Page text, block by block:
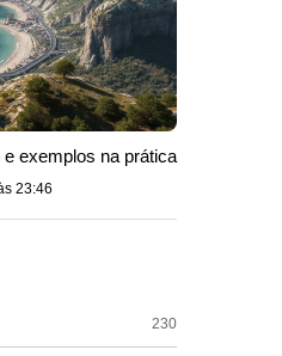
exemplos na prática
23:46
230